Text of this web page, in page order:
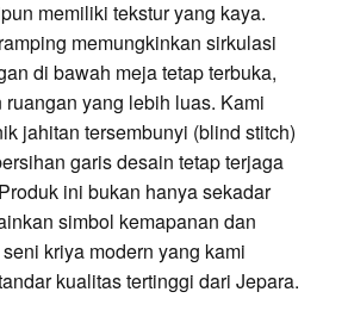
memiliki tekstur yang kaya.
memungkinkan sirkulasi
di bawah meja tetap terbuka,
yang lebih luas. Kami
jahitan tersembunyi (blind stitch)
garis desain tetap terjaga
ini bukan hanya sekadar
simbol kemapanan dan
kriya modern yang kami
kualitas tertinggi dari Jepara.